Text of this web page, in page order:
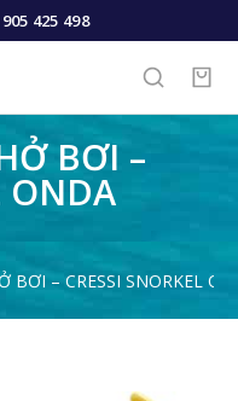
425 498
BƠI –
ONDA
BƠI – CRESSI SNORKEL